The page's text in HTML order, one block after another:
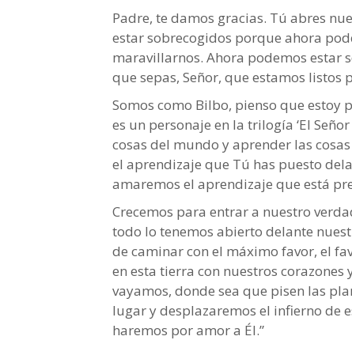
Padre, te damos gracias. Tú abres
estar sobrecogidos porque ahora
maravillarnos. Ahora podemos estar
que sepas, Señor, que estamos listos
Somos como Bilbo, pienso que estoy
es un personaje en la trilogía ‘El
cosas del mundo y aprender las
el aprendizaje que Tú has puesto
amaremos el aprendizaje que está
Crecemos para entrar a nuestro
todo lo tenemos abierto delante
de caminar con el máximo favor, el
en esta tierra con nuestros
vayamos, donde sea que pisen las
lugar y desplazaremos el infierno de
haremos por amor a Él.”